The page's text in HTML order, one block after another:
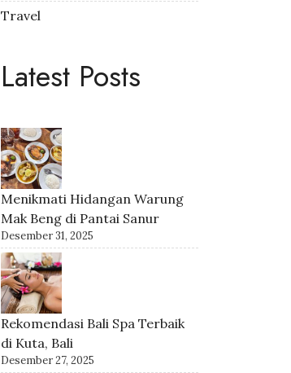
Travel
Latest Posts
Menikmati Hidangan Warung
Mak Beng di Pantai Sanur
Desember 31, 2025
Rekomendasi Bali Spa Terbaik
di Kuta, Bali
Desember 27, 2025